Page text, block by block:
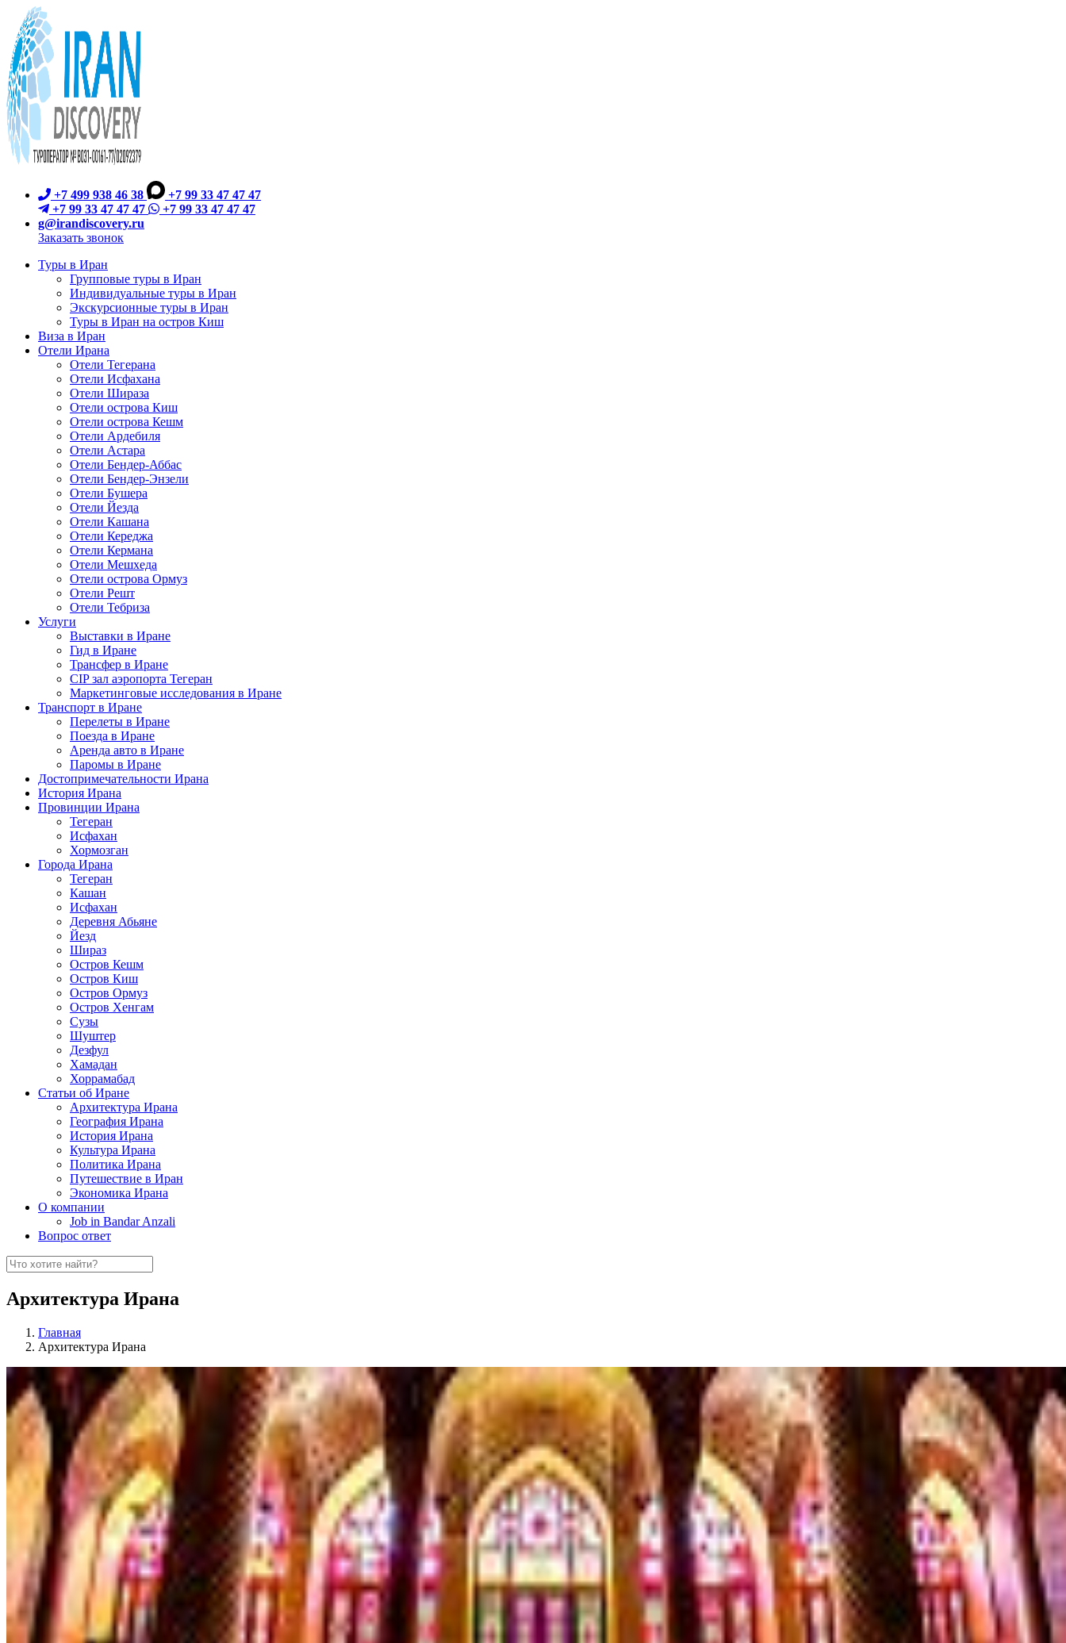
+7 499 938 46 38
+7 99 33 47 47 47
+7 99 33 47 47 47
+7 99 33 47 47 47
g@irandiscovery.ru
Заказать звонок
Туры в Иран
Групповые туры в Иран
Индивидуальные туры в Иран
Экскурсионные туры в Иран
Туры в Иран на остров Киш
Виза в Иран
Отели Ирана
Отели Тегерана
Отели Исфахана
Отели Шираза
Отели острова Киш
Отели острова Кешм
Отели Ардебиля
Отели Астара
Отели Бендер-Аббас
Отели Бендер-Энзели
Отели Бушера
Отели Йезда
Отели Кашана
Отели Кереджа
Отели Кермана
Отели Мешхеда
Отели острова Ормуз
Отели Решт
Отели Тебриза
Услуги
Выставки в Иране
Гид в Иране
Трансфер в Иране
CIP зал аэропорта Тегеран
Маркетинговые исследования в Иране
Транспорт в Иране
Перелеты в Иране
Поезда в Иране
Аренда авто в Иране
Паромы в Иране
Достопримечательности Ирана
История Ирана
Провинции Ирана
Тегеран
Исфахан
Хормозган
Города Ирана
Тегеран
Кашан
Исфахан
Деревня Абьяне
Йезд
Шираз
Остров Кешм
Остров Киш
Остров Ормуз
Остров Хенгам
Сузы
Шуштер
Дезфул
Хамадан
Хоррамабад
Статьи об Иране
Архитектура Ирана
География Ирана
История Ирана
Культура Ирана
Политика Ирана
Путешествие в Иран
Экономика Ирана
О компании
Job in Bandar Anzali
Вопрос ответ
Архитектура Ирана
Главная
Архитектура Ирана